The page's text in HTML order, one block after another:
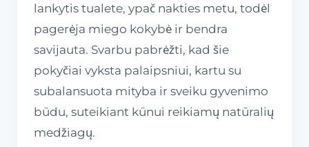
lankytis tualete, ypač nakties metu, todėl
pagerėja miego kokybė ir bendra
savijauta. Svarbu pabrėžti, kad šie
pokyčiai vyksta palaipsniui, kartu su
subalansuota mityba ir sveiku gyvenimo
būdu, suteikiant kūnui reikiamų natūralių
medžiagų.